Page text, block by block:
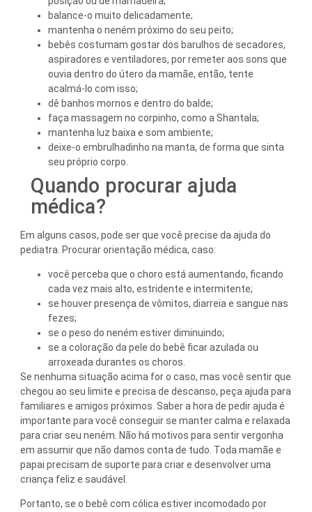
balance-o muito delicadamente;
mantenha o neném próximo do seu peito;
bebês costumam gostar dos barulhos de secadores,
aspiradores e ventiladores, por remeter aos sons que
ouvia dentro do útero da mamãe, então, tente
acalmá-lo com isso;
dê banhos mornos e dentro do balde;
faça massagem no corpinho, como a Shantala;
mantenha luz baixa e som ambiente;
deixe-o embrulhadinho na manta, de forma que sinta
seu próprio corpo.
Quando procurar ajuda
médica?
Em alguns casos, pode ser que você precise da ajuda do
pediatra. Procurar orientação médica, caso:
você perceba que o choro está aumentando, ficando
cada vez mais alto, estridente e intermitente;
se houver presença de vômitos, diarreia e sangue nas
fezes;
se o peso do neném estiver diminuindo;
se a coloração da pele do bebê ficar azulada ou
arroxeada durantes os choros.
Se nenhuma situação acima for o caso, mas você sentir que
chegou ao seu limite e precisa de descanso, peça ajuda para
familiares e amigos próximos. Saber a hora de pedir ajuda é
importante para você conseguir se manter calma e relaxada
para criar seu neném. Não há motivos para sentir vergonha
em assumir que não damos conta de tudo. Toda mamãe e
papai precisam de suporte para criar e desenvolver uma
criança feliz e saudável.
Portanto, se o bebê com cólica estiver incomodado por